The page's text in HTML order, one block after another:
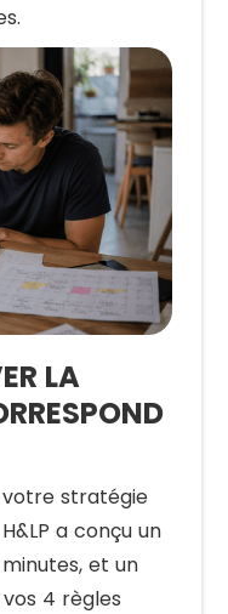
LA
votre stratégie
a conçu un
et un
4 règles